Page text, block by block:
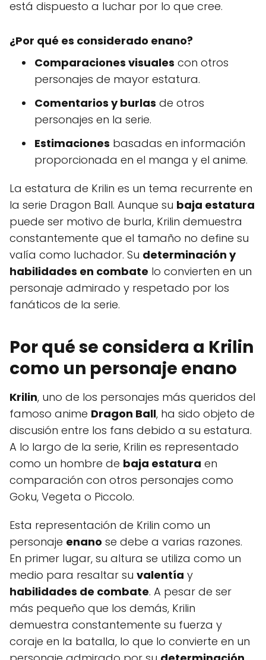
está dispuesto a luchar por lo que cree.
¿Por qué es considerado enano?
Comparaciones visuales con otros
personajes de mayor estatura.
Comentarios y burlas de otros
personajes en la serie.
Estimaciones basadas en información
proporcionada en el manga y el anime.
La estatura de Krilin es un tema recurrente en
la serie Dragon Ball. Aunque su baja estatura
puede ser motivo de burla, Krilin demuestra
constantemente que el tamaño no define su
valía como luchador. Su determinación y
habilidades en combate lo convierten en un
personaje admirado y respetado por los
fanáticos de la serie.
Por qué se considera a Krilin
como un personaje enano
Krilin, uno de los personajes más queridos del
famoso anime Dragon Ball, ha sido objeto de
discusión entre los fans debido a su estatura.
A lo largo de la serie, Krilin es representado
como un hombre de baja estatura en
comparación con otros personajes como
Goku, Vegeta o Piccolo.
Esta representación de Krilin como un
personaje enano se debe a varias razones.
En primer lugar, su altura se utiliza como un
medio para resaltar su valentía y
habilidades de combate. A pesar de ser
más pequeño que los demás, Krilin
demuestra constantemente su fuerza y
coraje en la batalla, lo que lo convierte en un